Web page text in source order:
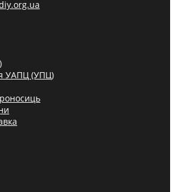
УАПЦ (УПЦ)